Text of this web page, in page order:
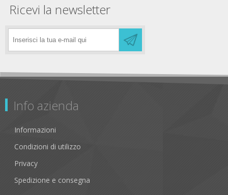
Ricevi la newsletter
Info azienda
Informazioni
Condizioni di utilizzo
Privacy
Spedizione e consegna